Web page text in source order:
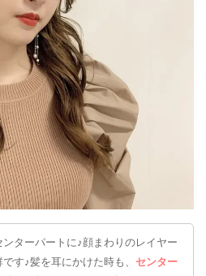
ターパートに♪顔まわりのレイヤー
す♪髪を耳にかけた時も、
センター